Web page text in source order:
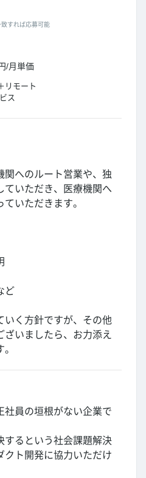
致すれば応募可能
/月単価
リモート
ス
関へのルート営業や、独
ていただき、医療機関へ
いただきます。
ど
く方針ですが、その他
いましたら、お力添え
員の垣根がない企業で
るという社会課題解決
クト開発に協力いただけ